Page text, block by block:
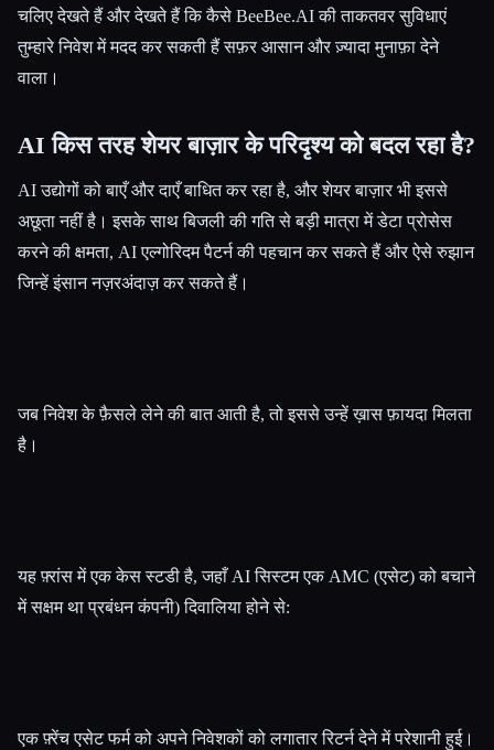
Esc
चलिए देखते हैं और देखते हैं कि कैसे BeeBee.AI की ताकतवर सुविधाएं
तुम्हारे निवेश में मदद कर सकती हैं सफ़र आसान और ज़्यादा मुनाफ़ा देने
वाला।
AI किस तरह शेयर बाज़ार के परिदृश्य को बदल रहा है?
AI उद्योगों को बाएँ और दाएँ बाधित कर रहा है, और शेयर बाज़ार भी इससे
अछूता नहीं है। इसके साथ बिजली की गति से बड़ी मात्रा में डेटा प्रोसेस
करने की क्षमता, AI एल्गोरिदम पैटर्न की पहचान कर सकते हैं और ऐसे रुझान
जिन्हें इंसान नज़रअंदाज़ कर सकते हैं।
जब निवेश के फ़ैसले लेने की बात आती है, तो इससे उन्हें ख़ास फ़ायदा मिलता
है।
यह फ़्रांस में एक केस स्टडी है, जहाँ AI सिस्टम एक AMC (एसेट) को बचाने
में सक्षम था प्रबंधन कंपनी) दिवालिया होने से:
एक फ़्रेंच एसेट फर्म को अपने निवेशकों को लगातार रिटर्न देने में परेशानी हुई।